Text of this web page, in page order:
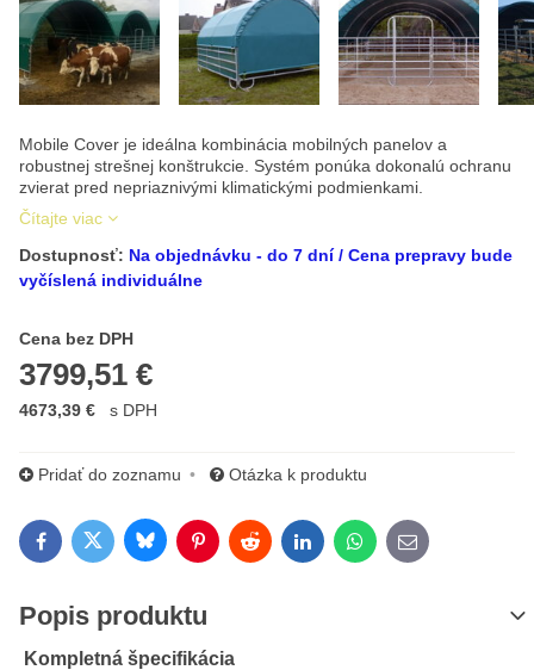
Mobile Cover je ideálna kombinácia mobilných panelov a
robustnej strešnej konštrukcie. Systém ponúka dokonalú ochranu
zvierat pred nepriaznivými klimatickými podmienkami.
Čítajte viac
Dostupnosť: Na objednávku - do 7 dní / Cena prepravy bude
vyčíslená individuálne
Cena bez DPH
3799,51 €
Cena s DPH
4673,39 € s DPH
Pridať do zoznamu Otázka k produktu
FacebookTwitterBlueskyPinterestRedditLinkedInWhatsApp
E-mail
Popis produktu
Kompletná špecifikácia